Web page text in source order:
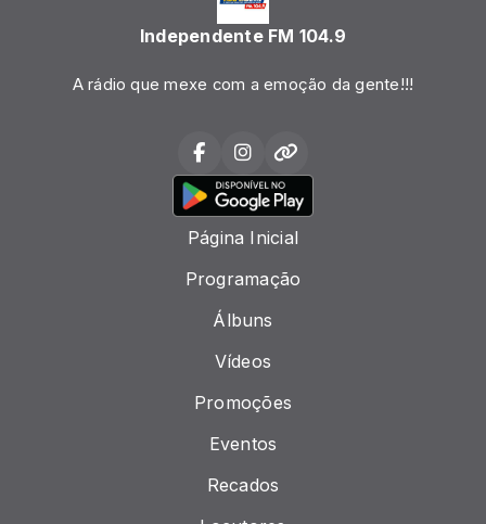
Independente FM 104.9
A rádio que mexe com a emoção da gente!!!
Página Inicial
Programação
Álbuns
Vídeos
Promoções
Eventos
Recados